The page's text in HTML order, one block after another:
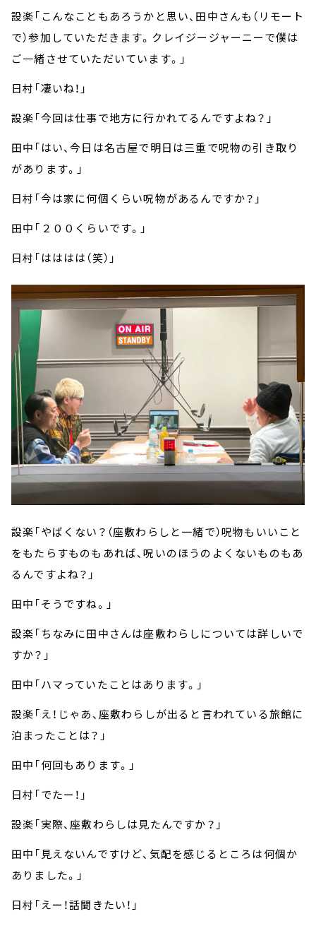
設楽「こんなこともあろうかと思い、田中さんも（リモート
で）参加していただきます。クレイジージャーニーで僕は
ご一緒させていただいています。」
日村「凄いね！」
設楽「今回は仕事で地方に行かれてるんですよね？」
田中「はい、今日は名古屋で明日は三重で呪物の引き取り
があります。」
日村「今は家に何個くらい呪物があるんですか？」
田中「２００くらいです。」
日村「はははは（笑）」
設楽「やばくない？（座敷わらしと一緒で）呪物もいいこと
をもたらすものもあれば、呪いのほうのよくないものもあ
るんですよね？」
田中「そうですね。」
設楽「ちなみに田中さんは座敷わらしについては詳しいで
すか？」
田中「ハマっていたことはあります。」
設楽「え！じゃあ、座敷わらしが出ると言われている旅館に
泊まったことは？」
田中「何回もあります。」
日村「でたー！」
設楽「実際、座敷わらしは見たんですか？」
田中「見えないんですけど、気配を感じるところは何個か
ありました。」
日村「えー！話聞きたい！」